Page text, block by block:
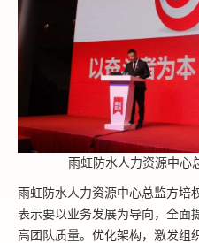
雨虹防水人力资源中心
雨虹防水人力资源中心总监方培
表示要以业务发展为导向，全面
高团队质量。优化架构，激发组